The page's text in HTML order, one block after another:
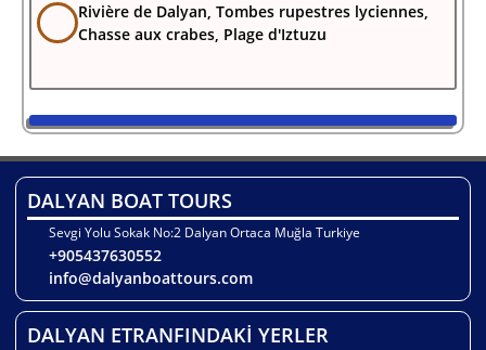
Rivière de Dalyan, Tombes rupestres lyciennes,
Chasse aux crabes, Plage d'Iztuzu
DALYAN BOAT TOURS
Sevgi Yolu Sokak No:2 Dalyan Ortaca Muğla Turkiye
+905437630552
info@dalyanboattours.com
DALYAN ETRANFINDAKİ YERLER